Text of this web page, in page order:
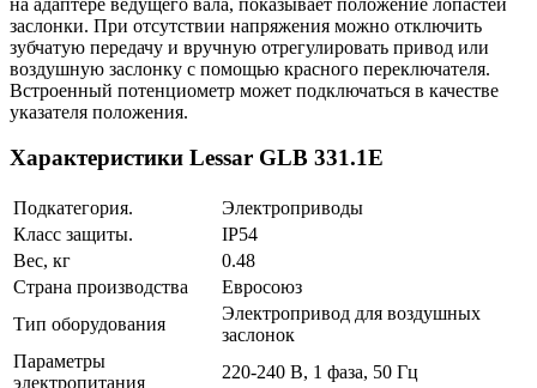
заслонки. При отсутствии напряжения можно отключить
зубчатую передачу и вручную отрегулировать привод или
воздушную заслонку с помощью красного переключателя.
Встроенный потенциометр может подключаться в качестве
указателя положения.
Характеристики Lessar GLB 331.1E
Подкатегория.
Электроприводы
Класс защиты.
IP54
Вес, кг
0.48
Страна производства
Евросоюз
Тип оборудования
Электропривод для воздушных
заслонок
Параметры
электропитания
220-240 В, 1 фаза, 50 Гц